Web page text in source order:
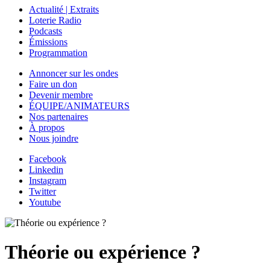
Actualité | Extraits
Loterie Radio
Podcasts
Émissions
Programmation
Annoncer sur les ondes
Faire un don
Devenir membre
ÉQUIPE/ANIMATEURS
Nos partenaires
À propos
Nous joindre
Facebook
Linkedin
Instagram
Twitter
Youtube
Théorie ou expérience ?